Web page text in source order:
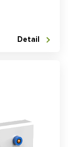
Detail